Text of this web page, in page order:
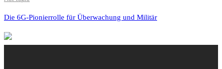
Die 6G-Pionierrolle für Überwachung und Militär